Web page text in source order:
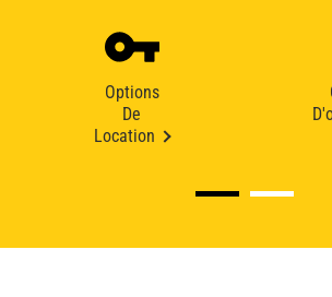
Options
De
Location